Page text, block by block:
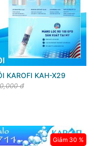
KAROFI KAH-X29
đ
Giảm 30 %